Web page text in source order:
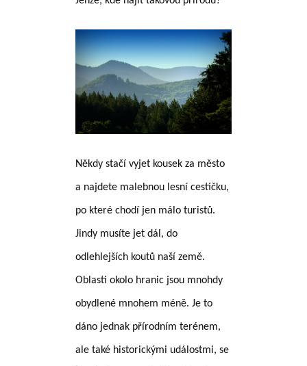
Někdy stačí vyjet kousek za město
a najdete malebnou lesní cestičku,
po které chodí jen málo turistů.
Jindy musíte jet dál, do
odlehlejších koutů naší země.
Oblasti okolo hranic jsou mnohdy
obydlené mnohem méně. Je to
dáno jednak přírodním terénem,
ale také historickými událostmi, se